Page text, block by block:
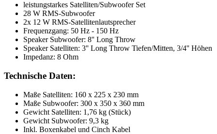
leistungstarkes Satelliten/Subwoofer Set
28 W RMS-Subwoofer
2x 12 W RMS-Satellitenlautsprecher
Frequenzgang: 50 Hz - 150 Hz
Speaker Subwoofer: 8'' Long Throw
Speaker Satelliten: 3'' Long Throw Tiefen/Mitten, 3/4'' Höhen
Impedanz: 8 Ohm
Technische Daten:
Maße Satelliten: 160 x 225 x 230 mm
Maße Subwoofer: 300 x 350 x 360 mm
Gewicht Satelliten: 1,76 kg (Stück)
Gewicht Subwoofer: 9,3 kg
Inkl. Boxenkabel und Cinch Kabel